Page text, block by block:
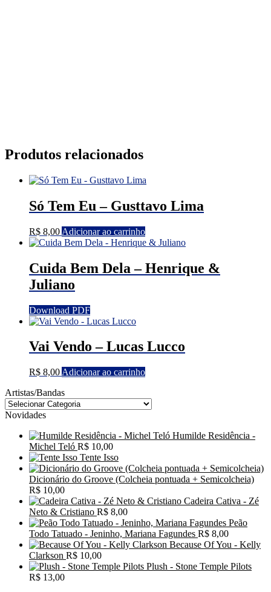
Produtos relacionados
Só Tem Eu – Gusttavo Lima
R$ 8,00 Adicionar ao carrinho
Cuida Bem Dela – Henrique &
Juliano
Download PDF
Vai Vendo – Lucas Lucco
R$ 8,00 Adicionar ao carrinho
Artistas/Bandas
Novidades
Humilde Residência -
Michel Teló R$ 10,00
Tente Isso
Dicionário do Groove (Colcheia pontuada + Semicolcheia)
R$ 10,00
Cadeira Cativa - Zé
Neto & Cristiano R$ 8,00
Peão
Todo Tatuado - Jeninho, Mariana Fagundes R$ 8,00
Because Of You - Kelly
Clarkson R$ 10,00
Plush - Stone Temple Pilots
R$ 13,00